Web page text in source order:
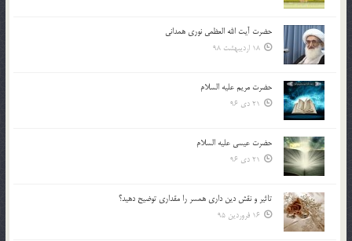
حضرت آیت الله العظمی نوری همدانی
18 اردیبهشت 98
حضرت مریم علیه السلام
21 دی 96
حضرت عیسی علیه السلام
21 دی 96
تاثير و نقش دين داري همسر را مقداري توضيح دهيد؟
16 فروردین 95